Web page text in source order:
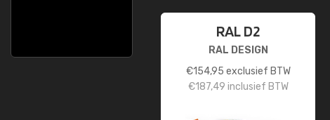
RAL D2
RAL DESIGN
€154,95 exclusief BTW
€187,49 inclusief BTW